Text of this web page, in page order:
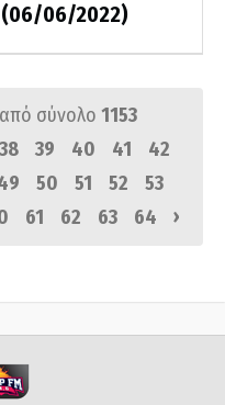
(06/06/2022)
από σύνολο 1153
38 39 40 41
42
50 51 52
53
61 62 63 64 ›